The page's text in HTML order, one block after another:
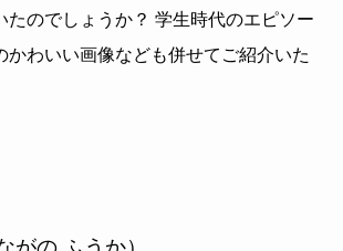
たのでしょうか？ 学生時代のエピソー
かわいい画像なども併せてご紹介いた